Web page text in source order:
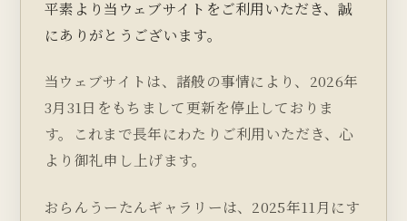
平素より当ウェブサイトをご利用いただき、誠
にありがとうございます。
当ウェブサイトは、諸般の事情により、2026年
3月31日をもちまして更新を停止しておりま
す。これまで長年にわたりご利用いただき、心
より御礼申し上げます。
おらんうーたんギャラリーは、2025年11月にす